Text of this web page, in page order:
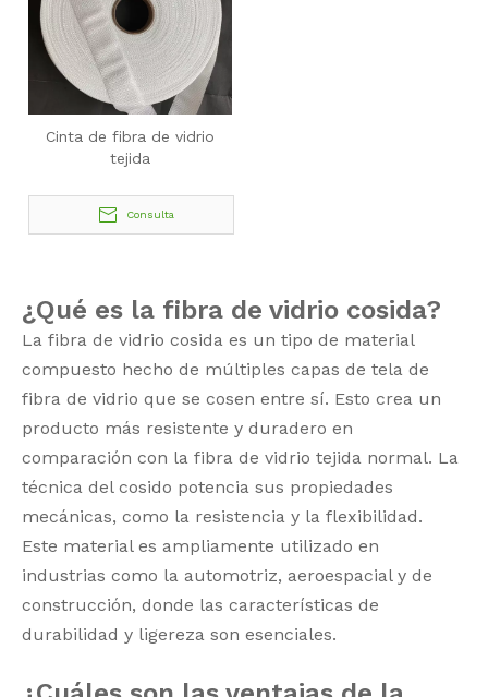
Cinta de fibra de vidrio
tejida
Consulta
¿Qué es la fibra de vidrio cosida?
La fibra de vidrio cosida es un tipo de material
compuesto hecho de múltiples capas de tela de
fibra de vidrio que se cosen entre sí. Esto crea un
producto más resistente y duradero en
comparación con la fibra de vidrio tejida normal. La
técnica del cosido potencia sus propiedades
mecánicas, como la resistencia y la flexibilidad.
Este material es ampliamente utilizado en
industrias como la automotriz, aeroespacial y de
construcción, donde las características de
durabilidad y ligereza son esenciales.